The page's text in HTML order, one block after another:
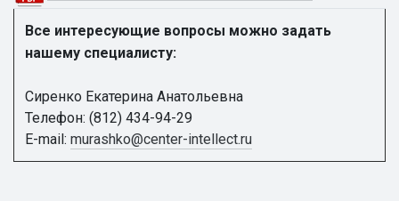
Все интересующие вопросы можно задать
нашему специалисту:
Сиренко Екатерина Анатольевна
Телефон: (812) 434-94-29
E-mail: murashko@center-intellect.ru